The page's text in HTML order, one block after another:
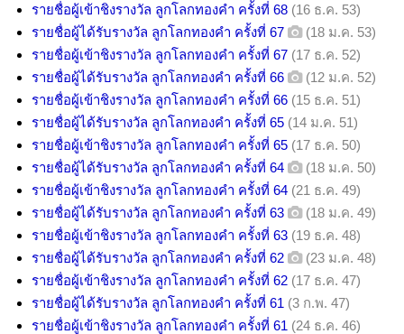
รายชื่อผู้เข้าชิงรางวัล ลูกโลกทองคำ ครั้งที่ 68 (16 ธ.ค. 53)
รายชื่อผู้ได้รับรางวัล ลูกโลกทองคำ ครั้งที่ 67
(18 ม.ค. 53)
รายชื่อผู้เข้าชิงรางวัล ลูกโลกทองคำ ครั้งที่ 67 (17 ธ.ค. 52)
รายชื่อผู้ได้รับรางวัล ลูกโลกทองคำ ครั้งที่ 66
(12 ม.ค. 52)
รายชื่อผู้เข้าชิงรางวัล ลูกโลกทองคำ ครั้งที่ 66 (15 ธ.ค. 51)
รายชื่อผู้ได้รับรางวัล ลูกโลกทองคำ ครั้งที่ 65 (14 ม.ค. 51)
รายชื่อผู้เข้าชิงรางวัล ลูกโลกทองคำ ครั้งที่ 65 (17 ธ.ค. 50)
รายชื่อผู้ได้รับรางวัล ลูกโลกทองคำ ครั้งที่ 64
(18 ม.ค. 50)
รายชื่อผู้เข้าชิงรางวัล ลูกโลกทองคำ ครั้งที่ 64 (21 ธ.ค. 49)
รายชื่อผู้ได้รับรางวัล ลูกโลกทองคำ ครั้งที่ 63
(18 ม.ค. 49)
รายชื่อผู้เข้าชิงรางวัล ลูกโลกทองคำ ครั้งที่ 63 (19 ธ.ค. 48)
รายชื่อผู้ได้รับรางวัล ลูกโลกทองคำ ครั้งที่ 62
(23 ม.ค. 48)
รายชื่อผู้เข้าชิงรางวัล ลูกโลกทองคำ ครั้งที่ 62 (17 ธ.ค. 47)
รายชื่อผู้ได้รับรางวัล ลูกโลกทองคำ ครั้งที่ 61 (3 ก.พ. 47)
รายชื่อผู้เข้าชิงรางวัล ลูกโลกทองคำ ครั้งที่ 61 (24 ธ.ค. 46)